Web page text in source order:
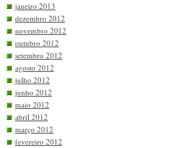
janeiro 2013
dezembro 2012
novembro 2012
outubro 2012
setembro 2012
agosto 2012
julho 2012
junho 2012
maio 2012
abril 2012
março 2012
fevereiro 2012